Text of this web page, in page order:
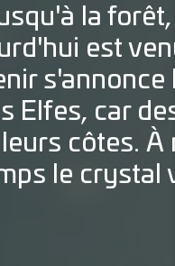
la
est
Elfes, car
côtes. À
le crystal